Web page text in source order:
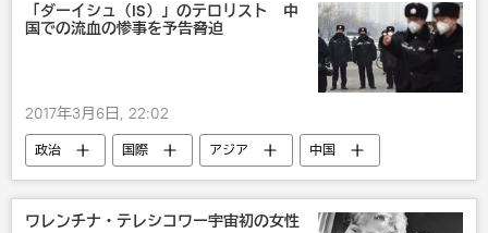
「ダーイシュ（IS）」のテロリスト 中
国での流血の惨事を予告脅迫
2017年3月6日, 22:02
政治 国際 アジア
中国
ISIS
ワレンチナ・テレシコワー宇宙初の女性